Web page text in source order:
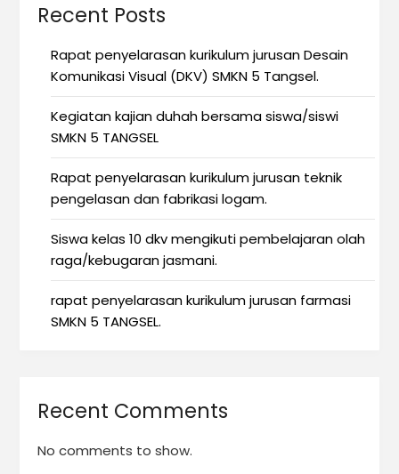
Recent Posts
Rapat penyelarasan kurikulum jurusan Desain
Komunikasi Visual (DKV) SMKN 5 Tangsel.
Kegiatan kajian duhah bersama siswa/siswi
SMKN 5 TANGSEL
Rapat penyelarasan kurikulum jurusan teknik
pengelasan dan fabrikasi logam.
Siswa kelas 10 dkv mengikuti pembelajaran olah
raga/kebugaran jasmani.
rapat penyelarasan kurikulum jurusan farmasi
SMKN 5 TANGSEL.
Recent Comments
No comments to show.